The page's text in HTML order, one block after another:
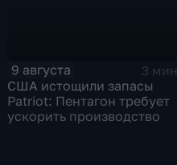
9 августа
3 мин
США истощили запасы
Patriot: Пентагон требует
ускорить производство